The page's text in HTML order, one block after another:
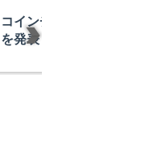
ビットコインのeCash
月23日から3段階で開始